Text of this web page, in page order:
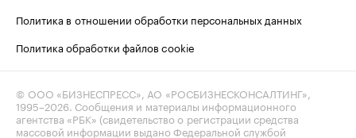
Политика в отношении обработки персональных данных
Политика обработки файлов cookie
© ООО «БИЗНЕСПРЕСС», АО «РОСБИЗНЕСКОНСАЛТИНГ»,
1995–2026 . Сообщения и материалы информационного
агентства «РБК» (свидетельство о регистрации средства
массовой информации выдано Федеральной службой